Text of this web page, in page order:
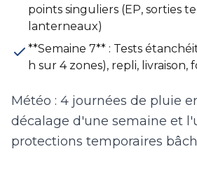
points singuliers (EP, sorties
lanterneaux)
**Semaine 7** : Tests
h sur 4 zones), repli,
Météo : 4 journées de pluie
décalage d'une semaine et
protections temporaires